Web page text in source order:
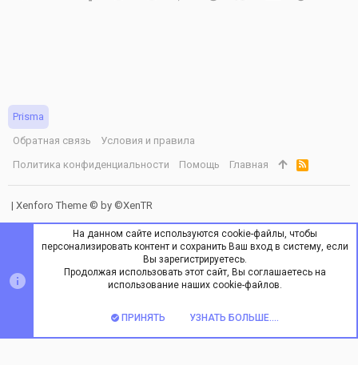
Prisma
Обратная связь
Условия и правила
Политика конфиденциальности
Помощь Главная
R
S
S
| Xenforo Theme © by ©XenTR
На данном сайте используются cookie-файлы, чтобы
персонализировать контент и сохранить Ваш вход в систему, если
Вы зарегистрируетесь.
Продолжая использовать этот сайт, Вы соглашаетесь на
использование наших cookie-файлов.
ПРИНЯТЬ УЗНАТЬ БОЛЬШЕ....